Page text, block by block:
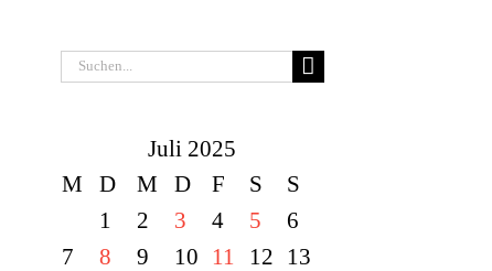
Suche
Juli 2025
M
D M D F S
S
1
2 3 4 5
6
7
8 9 10 11 12
13